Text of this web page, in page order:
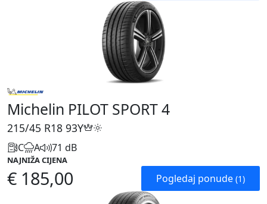
Michelin PILOT SPORT 4
215/45 R18 93Y
C A 71 dB
NAJNIŽA CIJENA
€ 185,00 Pogledaj ponude (1)